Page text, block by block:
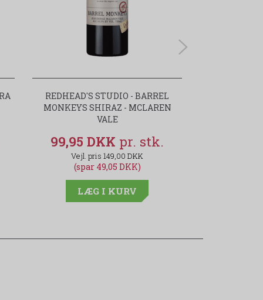
REDHEAD'S STUDIO - BARREL
MONKEYS SHIRAZ - MCLAREN
VALE
99,95 DKK
149,00 DKK
(spar 49,05 DKK)
LÆG I KURV